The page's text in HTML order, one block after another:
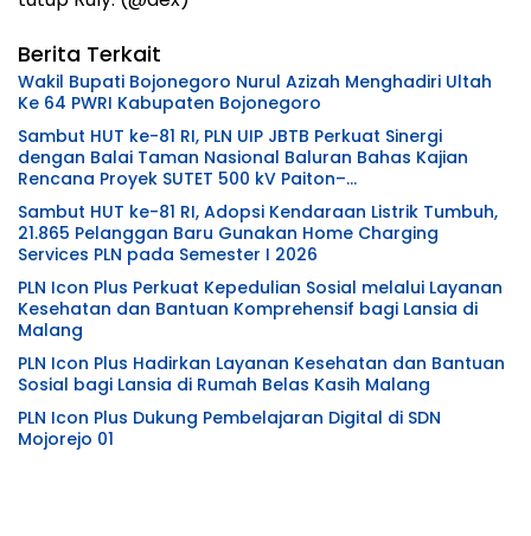
Berita Terkait
Wakil Bupati Bojonegoro Nurul Azizah Menghadiri Ultah
Ke 64 PWRI Kabupaten Bojonegoro
Sambut HUT ke-81 RI, PLN UIP JBTB Perkuat Sinergi
dengan Balai Taman Nasional Baluran Bahas Kajian
Rencana Proyek SUTET 500 kV Paiton–
Watudodol/Kalipuro
Sambut HUT ke-81 RI, Adopsi Kendaraan Listrik Tumbuh,
21.865 Pelanggan Baru Gunakan Home Charging
Services PLN pada Semester I 2026
PLN Icon Plus Perkuat Kepedulian Sosial melalui Layanan
Kesehatan dan Bantuan Komprehensif bagi Lansia di
Malang
PLN Icon Plus Hadirkan Layanan Kesehatan dan Bantuan
Sosial bagi Lansia di Rumah Belas Kasih Malang
PLN Icon Plus Dukung Pembelajaran Digital di SDN
Mojorejo 01